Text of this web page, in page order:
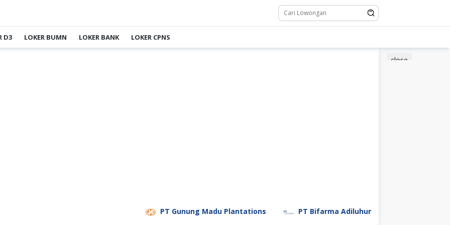
D3 LOKER BUMN LOKER BANK LOKER CPNS
close
PT Gunung Madu Plantations PT Bifarma Adiluhung (a Kalbe Company)